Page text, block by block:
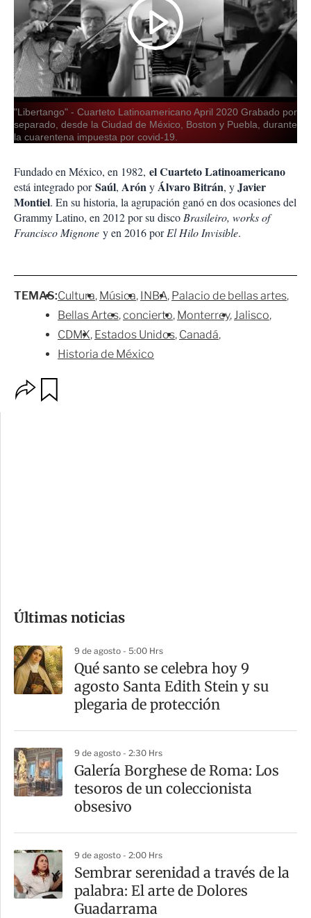
"Libertango" - Cuarteto Latinoamericano April 2020 Grabado por
separado, desde la Ciudad de México, Boston y Puebla, durante
la cuarentena impuesta por covid-19.
Fundado en México, en 1982, el Cuarteto Latinoamericano
está integradoporSaúl, ArónyÁlvaro Bitrán, yJavier
Montiel. En su historia, la agrupación ganó en dos ocasiones del
Grammy Latino, en 2012 por su disco Brasileiro, works of
Francisco Mignone y en 2016 porEl Hilo Invisible.
TEMAS:Cultura Música INBA Palacio de bellas artes
Bellas Artes concierto Monterrey Jalisco
CDMX Estados Unidos Canadá
Historia de México
p
m
a
r
t
Últimas noticias
9 de agosto - 5:00 Hrs
Qué santo se celebra hoy 9
agosto Santa Edith Stein y su
plegaria de protección
9 de agosto - 2:30 Hrs
Galería Borghese de Roma: Los
tesoros de un coleccionista
obsesivo
9 de agosto - 2:00 Hrs
Sembrar serenidad a través de la
palabra: El arte de Dolores
Guadarrama